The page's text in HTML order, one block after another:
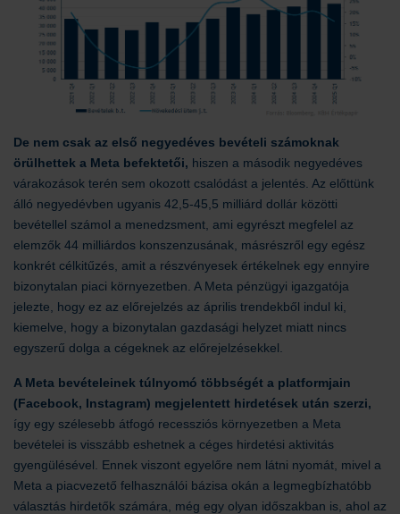
De nem csak az első negyedéves bevételi számoknak
örülhettek a Meta befektetői, hiszen a második negyedéves
várakozások terén sem okozott csalódást a jelentés. Az előttünk
álló negyedévben ugyanis 42,5-45,5 milliárd dollár közötti
bevétellel számol a menedzsment, ami egyrészt megfelel az
elemzők 44 milliárdos konszenzusának, másrészről egy egész
konkrét célkitűzés, amit a részvényesek értékelnek egy ennyire
bizonytalan piaci környezetben. A Meta pénzügyi igazgatója
jelezte, hogy ez az előrejelzés az április trendekből indul ki,
kiemelve, hogy a bizonytalan gazdasági helyzet miatt nincs
egyszerű dolga a cégeknek az előrejelzésekkel.
A Meta bevételeinek túlnyomó többségét a platformjain
(Facebook, Instagram) megjelentett hirdetések után szerzi,
így egy szélesebb átfogó recessziós környezetben a Meta
bevételei is visszább eshetnek a céges hirdetési aktivitás
gyengülésével. Ennek viszont egyelőre nem látni nyomát, mivel a
Meta a piacvezető felhasználói bázisa okán a legmegbízhatóbb
választás hirdetők számára, még egy olyan időszakban is, ahol az